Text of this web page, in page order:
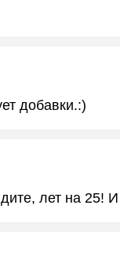
добавки.:)
лет на 25!